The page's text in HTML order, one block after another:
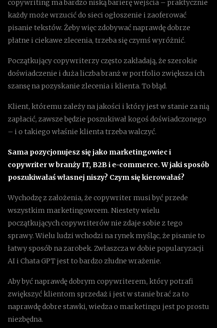
copywriting ma bardzo niską barierę wejścia – praktycznie
każdy może wrzucić do sieci ogłoszenie i zaoferować
pisanie tekstów. Żeby więc zdobywać naprawdę dobrze
płatne i ciekawe zlecenia, trzeba się czymś wyróżnić.
Początkujący copywriterzy często zakładają, że szerokie
doświadczenie i duża liczba branż w portfolio zwiększa ich
szansę na pozyskanie zlecenia i klienta. To błąd.
Klient, któremu zależy na jakości i który jest w stanie za nią
zapłacić, zawsze będzie poszukiwał kogoś doświadczonego
– i o takiego właśnie klienta trzeba walczyć.
Sama pozycjonujesz się jako marketingowiec i
copywriter w branży IT, B2B i e-commerce. W jaki sposób
poszukiwałaś własnej niszy? Czym się kierowałaś?
Wychodzę z założenia, że copywriter musi być przede
wszystkim marketingowcem. Niestety wielu
początkujących copywriterów nie zdaje sobie z tego
sprawy. Wielu ludzi wchodzi na rynek myśląc, że pisanie to
łatwy sposób na zarobek. Zwłaszcza w dobie popularyzacji
AI i Chata GPT jest to bardzo złudne wrażenie.
Aby być naprawdę dobrym copywriterem, który potrafi
zwiększyć klientom sprzedaż i jest w stanie brać za to
naprawdę dobre stawki, wiedza o marketingu jest po prostu
niezbędna.